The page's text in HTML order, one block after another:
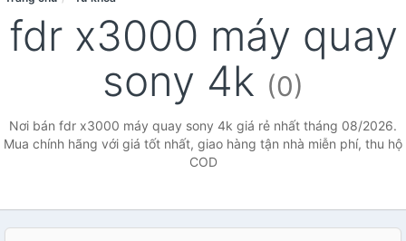
fdr x3000 máy quay
sony 4k (0)
Nơi bán fdr x3000 máy quay sony 4k giá rẻ nhất tháng 08/2026.
Mua chính hãng với giá tốt nhất, giao hàng tận nhà miễn phí, thu hộ
COD